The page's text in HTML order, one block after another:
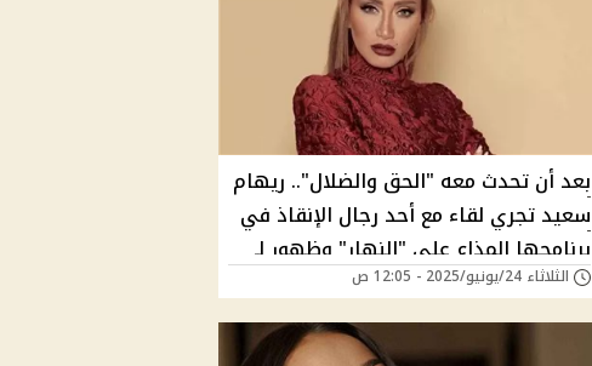
بعد أن تحدث معه "الحق والضلال".. ريهام
سعيد تجري لقاء مع أحد رجال الإنقاذ في
برنامجها المذاع على "النهار" وظهور لـ
الناجي الوحيد من انهـ يار عقار حدائق
القبة
الثلاثاء 24/يونيو/2025 - 12:05 ص